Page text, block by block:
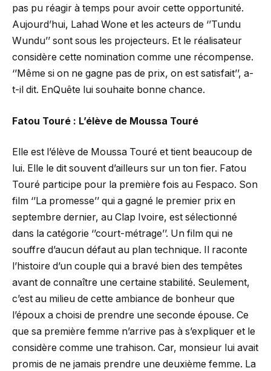
pas pu réagir à temps pour avoir cette opportunité.
Aujourd’hui, Lahad Wone et les acteurs de ‘’Tundu
Wundu’’ sont sous les projecteurs. Et le réalisateur
considère cette nomination comme une récompense.
‘’Même si on ne gagne pas de prix, on est satisfait’’, a-
t-il dit. EnQuête lui souhaite bonne chance.
Fatou Touré : L’élève de Moussa Touré
Elle est l’élève de Moussa Touré et tient beaucoup de
lui. Elle le dit souvent d’ailleurs sur un ton fier. Fatou
Touré participe pour la première fois au Fespaco. Son
film ‘’La promesse’’ qui a gagné le premier prix en
septembre dernier, au Clap Ivoire, est sélectionné
dans la catégorie ‘’court-métrage’’. Un film qui ne
souffre d’aucun défaut au plan technique. Il raconte
l’histoire d’un couple qui a bravé bien des tempêtes
avant de connaître une certaine stabilité. Seulement,
c’est au milieu de cette ambiance de bonheur que
l’époux a choisi de prendre une seconde épouse. Ce
que sa première femme n’arrive pas à s’expliquer et le
considère comme une trahison. Car, monsieur lui avait
promis de ne jamais prendre une deuxième femme. La